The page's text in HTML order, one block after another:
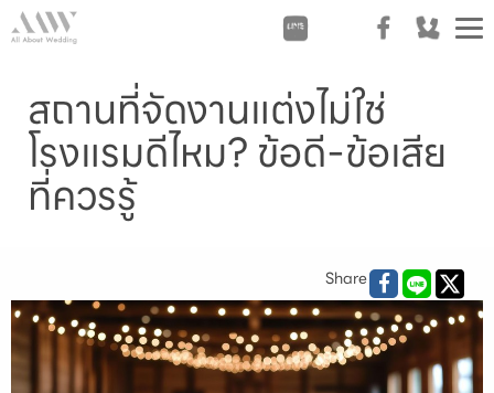
สถานที่จัดงานแต่งไม่ใช่
โรงแรมดีไหม? ข้อดี-ข้อเสีย
ที่ควรรู้
Share